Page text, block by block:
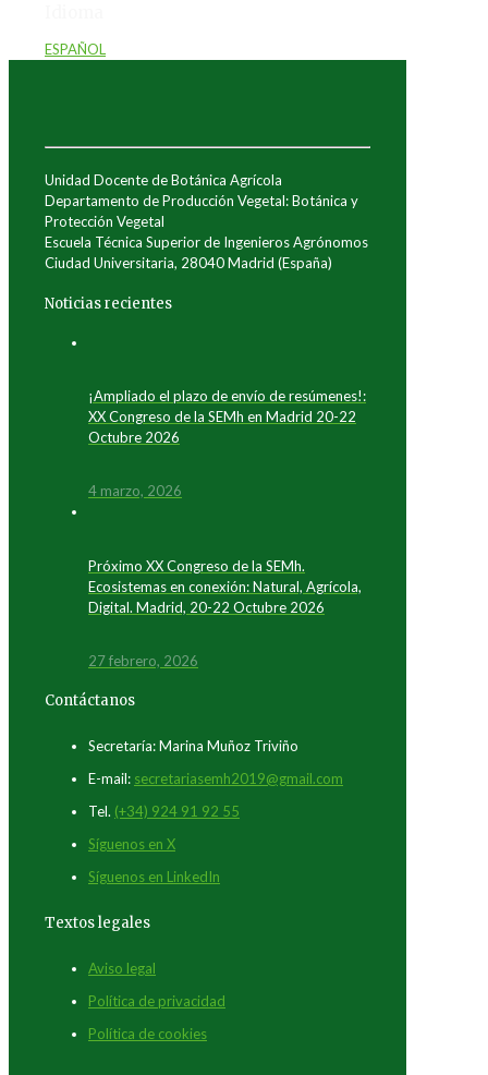
ESPAÑOL
Unidad Docente de Botánica Agrícola
Departamento de Producción Vegetal: Botánica y
Protección Vegetal
Escuela Técnica Superior de Ingenieros Agrónomos
Ciudad Universitaria, 28040 Madrid (España)
Noticias recientes
¡Ampliado el plazo de envío de resúmenes!:
XX Congreso de la SEMh en Madrid 20-22
Octubre 2026
4 marzo, 2026
Próximo XX Congreso de la SEMh.
Ecosistemas en conexión: Natural, Agrícola,
Digital. Madrid, 20-22 Octubre 2026
27 febrero, 2026
Contáctanos
Secretaría: Marina Muñoz Triviño
E-mail: secretariasemh2019@gmail.com
Tel. (+34) 924 91 92 55
Síguenos en X
Síguenos en LinkedIn
Textos legales
Aviso legal
Política de privacidad
Política de cookies